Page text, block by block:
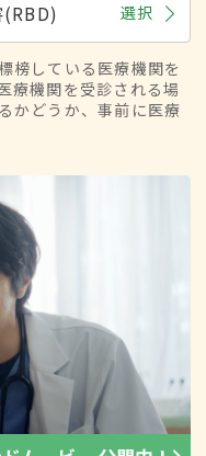
(RBD) 選択
榜している医療機関を
療機関を受診される場
かどうか、事前に医療